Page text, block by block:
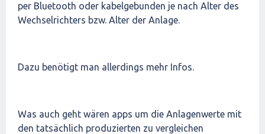
per Bluetooth oder kabelgebunden je nach Alter des
Wechselrichters bzw. Alter der Anlage.
Dazu benötigt man allerdings mehr Infos.
Was auch geht wären apps um die Anlagenwerte mit
den tatsächlich produzierten zu vergleichen